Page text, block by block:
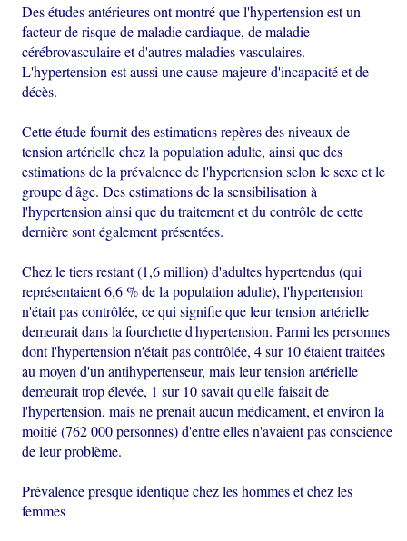
Des études antérieures ont montré que l'hypertension est un
facteur de risque de maladie cardiaque, de maladie
cérébrovasculaire et d'autres maladies vasculaires.
L'hypertension est aussi une cause majeure d'incapacité et de
décès.
Cette étude fournit des estimations repères des niveaux de
tension artérielle chez la population adulte, ainsi que des
estimations de la prévalence de l'hypertension selon le sexe et le
groupe d'âge. Des estimations de la sensibilisation à
l'hypertension ainsi que du traitement et du contrôle de cette
dernière sont également présentées.
Chez le tiers restant (1,6 million) d'adultes hypertendus (qui
représentaient 6,6 % de la population adulte), l'hypertension
n'était pas contrôlée, ce qui signifie que leur tension artérielle
demeurait dans la fourchette d'hypertension. Parmi les personnes
dont l'hypertension n'était pas contrôlée, 4 sur 10 étaient traitées
au moyen d'un antihypertenseur, mais leur tension artérielle
demeurait trop élevée, 1 sur 10 savait qu'elle faisait de
l'hypertension, mais ne prenait aucun médicament, et environ la
moitié (762 000 personnes) d'entre elles n'avaient pas conscience
de leur problème.
Prévalence presque identique chez les hommes et chez les
femmes